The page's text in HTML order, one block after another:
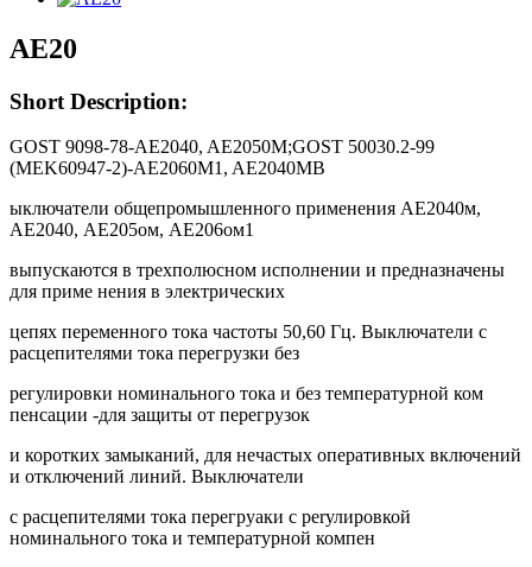
AE20
Short Description:
GOST 9098-78-AE2040, AE2050M;GOST 50030.2-99
(MEK60947-2)-AE2060M1, AE2040MВ
ыключатели общепромышленного применения АЕ2040м,
АЕ2040, АЕ205ом, АЕ206ом1
выпускаются в трехполюсном исполнении и предназначены
для приме нения в электрических
цепях переменного тока частоты 50,60 Гц. Выключатели с
расцепителями тока перегрузки без
регулировки номинального тока и без температурной ком
пенсации -для защиты от перегрузок
и коротких замыканий, для нечастых оперативных включений
и отключений линий. Выключатели
с расцепителями тока перегруаки с реrулировкой
номинального тока и температурной компен